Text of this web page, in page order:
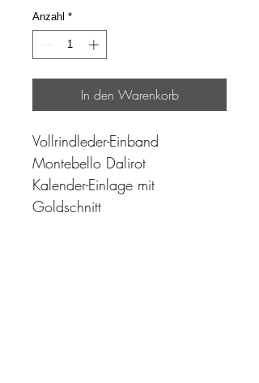
Anzahl *
In den Warenkorb
Vollrindleder-Einband
Montebello Dalirot
Kalender-Einlage mit
Goldschnitt